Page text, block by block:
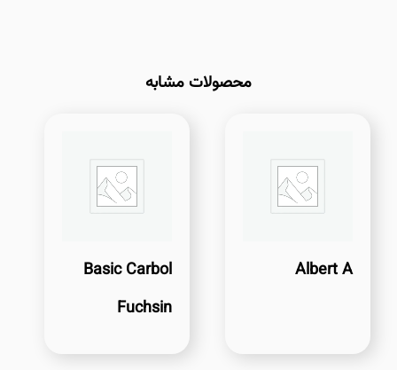
محصولات مشابه
Albert A
Basic Carbol
Fuchsin